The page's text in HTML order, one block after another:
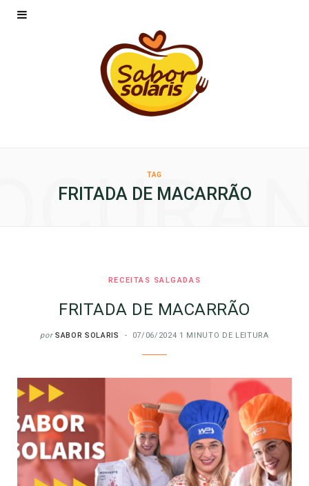
TAG
FRITADA DE MACARRÃO
RECEITAS SALGADAS
FRITADA DE MACARRÃO
por SABOR SOLARIS 07/06/2024 1 MINUTO DE LEITURA